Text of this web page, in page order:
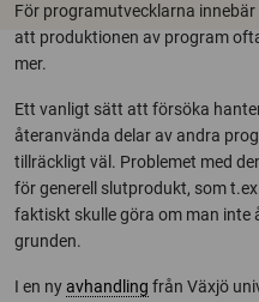
För programutvecklarna
att produktionen av program
mer.
Ett vanligt sätt att försöka
återanvända delar av andra
tillräckligt väl. Problemet med
för generell slutprodukt, som
faktiskt skulle göra om man
grunden.
I en nyavhandling från Växjö